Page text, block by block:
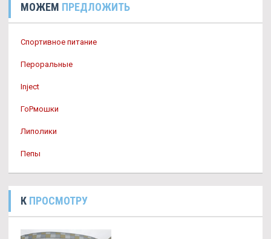
МОЖЕМ ПРЕДЛОЖИТЬ
Спортивное питание
Пероральные
Inject
ГоРмошки
Липолики
Пепы
К ПРОСМОТРУ